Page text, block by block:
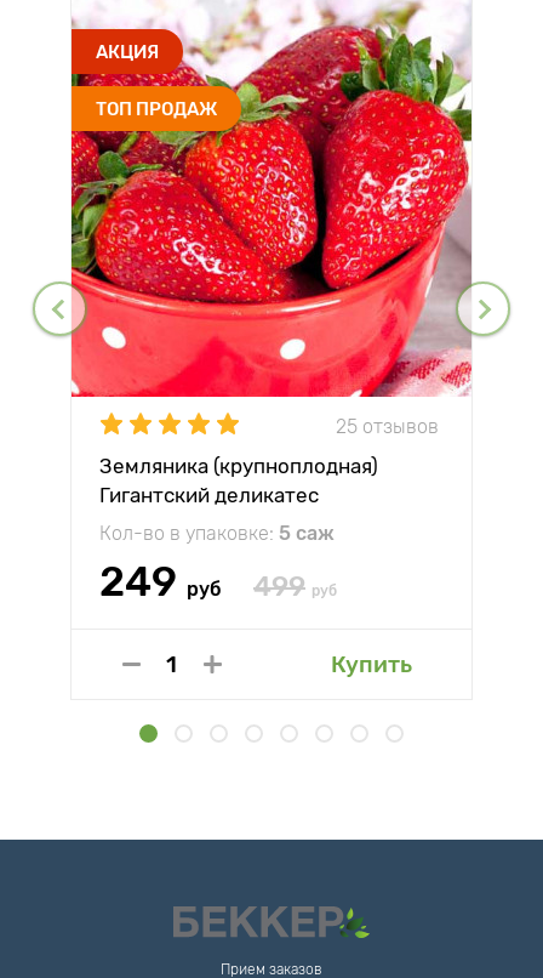
АКЦИЯ
ТОП ПРОДАЖ
25 отзывов
Земляника (крупноплодная)
Гигантский деликатес
Кол-во в упаковке: 5 саж
249 руб 499 руб
Купить
Прием заказов